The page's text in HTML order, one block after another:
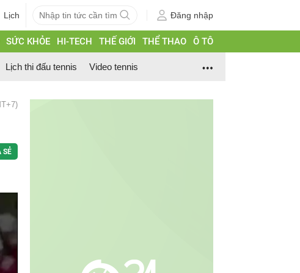
Lịch Đăng nhập
SỨC KHỎE HI-TECH THẾ GIỚI THỂ THAO Ô TÔ
Lịch thi đấu tennis Video tennis
SẺ